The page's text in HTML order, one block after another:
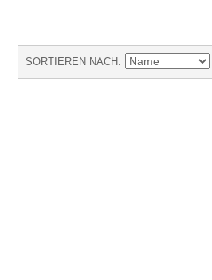
SORTIEREN NACH